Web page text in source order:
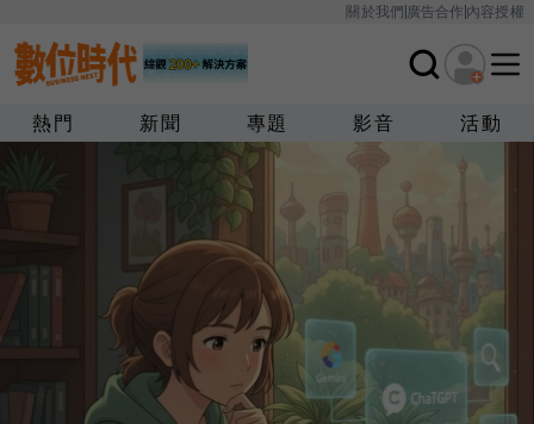
關於我們廣告合作內容授權
熱門 新聞 專題 影音 活動